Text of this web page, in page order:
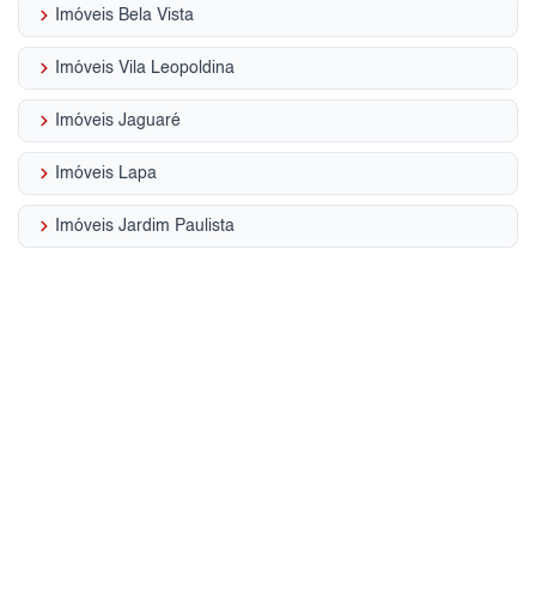
keyboard_arrow_right Imóveis Bela Vista
keyboard_arrow_right Imóveis Vila Leopoldina
keyboard_arrow_right Imóveis Jaguaré
keyboard_arrow_right Imóveis Lapa
keyboard_arrow_right Imóveis Jardim Paulista